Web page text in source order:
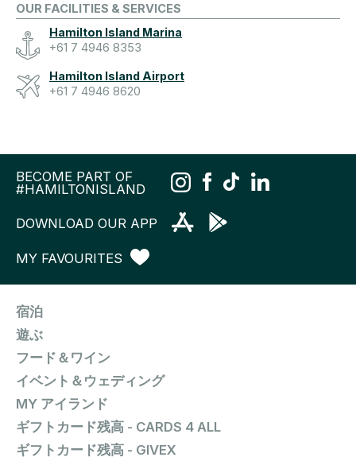
OUR FACILITIES & SERVICES
Hamilton Island Marina
+61 7 4946 8353
Hamilton Island Airport
+61 7 4946 8620
BECOME PART OF
#HAMILTONISLAND
DOWNLOAD OUR APP
MY FAVOURITES
宿泊
遊ぶ
フード＆ワイン
イベント＆ウェディング
MY アイランド
ギフトカード残高 - CARDS 4 ALL
ギフトカード残高 - GIVEX